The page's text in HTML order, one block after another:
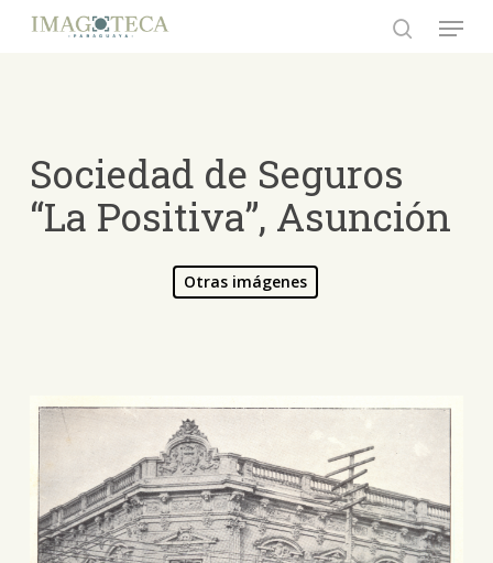
Menu
Sociedad de Seguros
“La Positiva”, Asunción
Otras imágenes